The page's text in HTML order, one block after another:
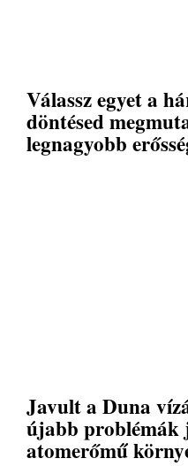
Válassz egyet a
döntésed
legnagyobb
Javult a Duna
újabb problémák
atomerőmű